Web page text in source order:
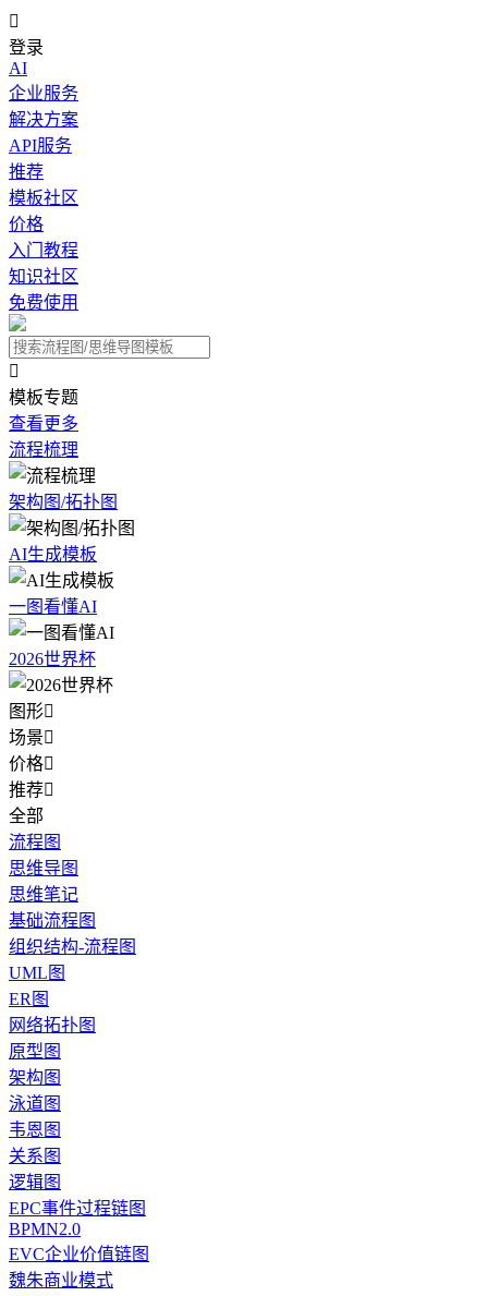

登录
AI
企业服务
解决方案
API服务
推荐
模板社区
价格
入门教程
知识社区
免费使用

模板专题
查看更多
流程梳理
架构图/拓扑图
AI生成模板
一图看懂AI
2026世界杯
图形
场景
价格
推荐
全部
流程图
思维导图
思维笔记
基础流程图
组织结构-流程图
UML图
ER图
网络拓扑图
原型图
架构图
泳道图
韦恩图
关系图
逻辑图
EPC事件过程链图
BPMN2.0
EVC企业价值链图
魏朱商业模式